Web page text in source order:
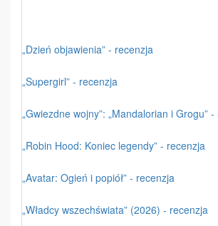
„Dzień objawienia” - recenzja
„Supergirl” - recenzja
„Gwiezdne wojny”: „Mandalorian i Grogu”
„Robin Hood: Koniec legendy” - recenzja
„Avatar: Ogień i popiół” - recenzja
„Władcy wszechświata” (2026) - recenzja